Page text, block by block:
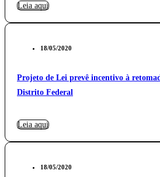
Leia aqui
18/05/2020
Projeto de Lei prevê incentivo à
Distrito Federal
Leia aqui
18/05/2020